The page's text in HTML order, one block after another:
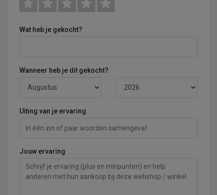
Wat heb je gekocht?
Wanneer heb je dit gekocht?
Uiting van je ervaring
Jouw ervaring